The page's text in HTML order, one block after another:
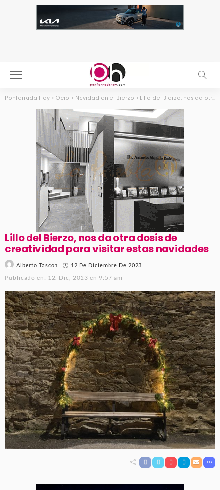
Ponferrada Hoy > Ocio > Navidad en el Bierzo > Lillo del Bierzo, nos da otra dosis de creatividad para visitar estas navidades
Lillo del Bierzo, nos da otra dosis de
creatividad para visitar estas navidades
Alberto Tascon 12 De Diciembre De 2023
Publicado en: 12. Dic, 2023 en 9:57 am